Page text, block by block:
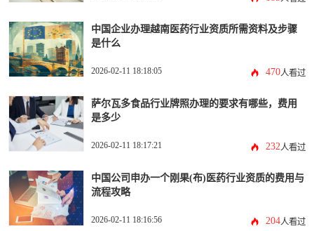
中国企业办理越南医药行业资质所需资料及步骤
是什么
2026-02-11 18:18:05 470人看过
萨尔瓦多食品行业牌照办理的要求有哪些，费用
是多少
2026-02-11 18:17:21 232人看过
中国公司申办一个刚果(布)医药行业资质的费用与
流程攻略
2026-02-11 18:16:56 204人看过